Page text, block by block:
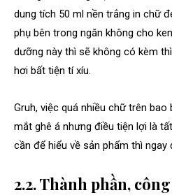
dung tích 50 ml nền trắng in chữ
phụ bên trong ngăn không cho
dưỡng này thì sẽ không có kèm
hơi bất tiện tí xíu.
Gruh, việc quá nhiều chữ trên
mắt ghê á nhưng điều tiện lợi là
cần để hiểu về sản phẩm thì ngay
2.2. Thành phần,